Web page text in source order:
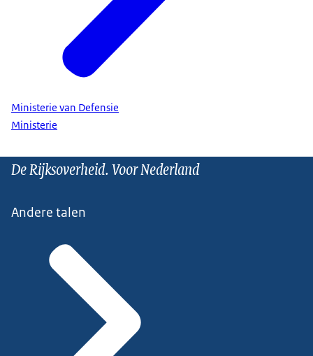
Ministerie van Defensie
Ministerie
De Rijksoverheid. Voor Nederland
Andere talen